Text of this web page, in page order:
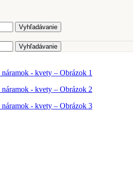
Vyhľadávanie
Vyhľadávanie